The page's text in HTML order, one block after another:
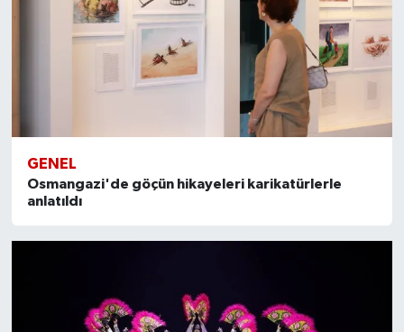
GENEL
Osmangazi'de göçün hikayeleri karikatürlerle
anlatıldı